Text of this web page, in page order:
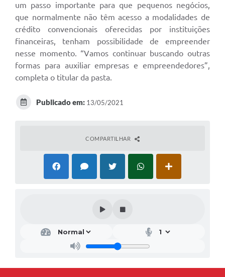
um passo importante para que pequenos negócios,
que normalmente não têm acesso a modalidades de
crédito convencionais oferecidas por instituições
financeiras, tenham possibilidade de empreender
nesse momento. “Vamos continuar buscando outras
formas para auxiliar empresas e empreendedores”,
completa o titular da pasta.
Publicado em: 13/05/2021
COMPARTILHAR